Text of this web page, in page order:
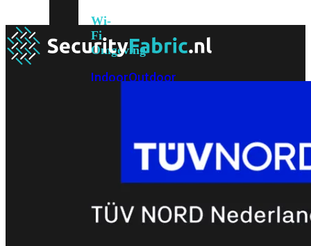
Wi-
Fi
Omgeving
IndoorOutdoor
3X34X48X8
FortiAP FortiWiFi